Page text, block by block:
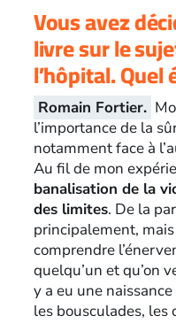
Vous avez
livre sur le
l’hôpital.
Romain Fortier.
l’importance de la
notamment face à
Au fil de mon
banalisation de la
des limites. De la
principalement,
comprendre
quelqu’un et qu’on
y a eu une
les bousculades, les